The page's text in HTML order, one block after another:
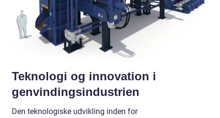
Teknologi og innovation i
genvindingsindustrien
Den teknologiske udvikling inden for